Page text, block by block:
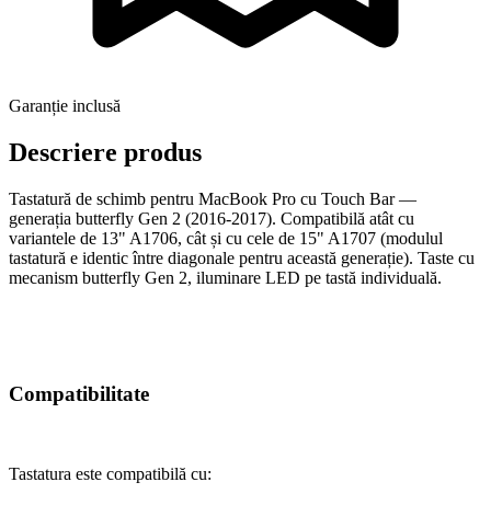
Garanție inclusă
Descriere produs
Tastatură de schimb pentru MacBook Pro cu Touch Bar —
generația butterfly Gen 2 (2016-2017). Compatibilă atât cu
variantele de 13" A1706, cât și cu cele de 15" A1707 (modulul
tastatură e identic între diagonale pentru această generație). Taste cu
mecanism butterfly Gen 2, iluminare LED pe tastă individuală.
Compatibilitate
Tastatura este compatibilă cu: